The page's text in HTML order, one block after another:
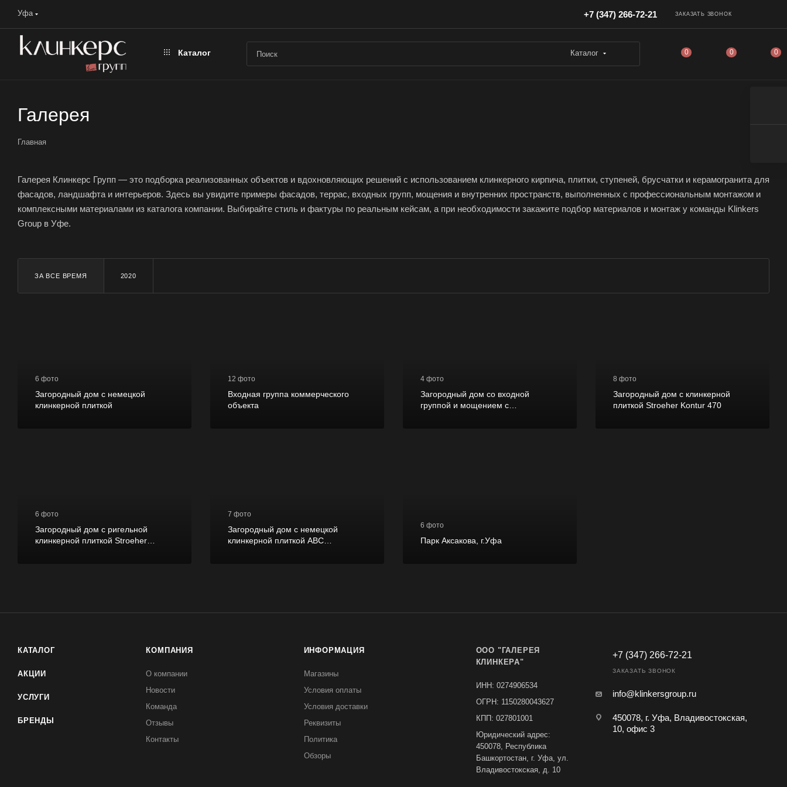
Уфа +7 (347) 266-72-21 ЗАКАЗАТЬ ЗВОНОК
Каталог Каталог 0 0 0
Галерея
Главная
Галерея Клинкерс Групп — это подборка реализованных объектов и вдохновляющих решений с использованием клинкерного кирпича, плитки, ступеней, брусчатки и керамогранита для
фасадов, ландшафта и интерьеров. Здесь вы увидите примеры фасадов, террас, входных групп, мощения и внутренних пространств, выполненных с профессиональным монтажом и
комплексными материалами из каталога компании. Выбирайте стиль и фактуры по реальным кейсам, а при необходимости закажите подбор материалов и монтаж у команды Klinkers
Group в Уфе.
ЗА ВСЕ ВРЕМЯ 2020
6 фото
Загородный дом с немецкой
клинкерной плиткой
12 фото
Входная группа коммерческого
объекта
4 фото
Загородный дом со входной
группой и мощением с
8 фото
Загородный дом с клинкерной
плиткой Stroeher Kontur 470
6 фото
Загородный дом с ригельной
клинкерной плиткой Stroeher
7 фото
Загородный дом с немецкой
клинкерной плиткой ABC
6 фото
Парк Аксакова, г.Уфа
КАТАЛОГ
АКЦИИ
УСЛУГИ
БРЕНДЫ
КОМПАНИЯ
О компании
Новости
Команда
Отзывы
Контакты
ИНФОРМАЦИЯ
Магазины
Условия оплаты
Условия доставки
Реквизиты
Политика
Обзоры
ООО "ГАЛЕРЕЯ
КЛИНКЕРА"
ИНН: 0274906534
ОГРН: 1150280043627
КПП: 027801001
Юридический адрес:
450078, Республика
Башкортостан, г. Уфа, ул.
Владивостокская, д. 10
+7 (347) 266-72-21
ЗАКАЗАТЬ ЗВОНОК
info@klinkersgroup.ru
450078, г. Уфа, Владивостокская,
10, офис 3